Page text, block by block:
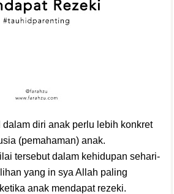
dalam diri anak perlu lebih konkret
(pemahaman) anak.
tersebut dalam kehidupan sehari-
yang in sya Allah paling
anak mendapat rezeki.